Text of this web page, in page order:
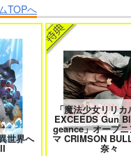
TOPへ
世界へ
「魔法少女リリ
EXCEEDS Gun
geance」オープ
マ CRIMSON
奈々